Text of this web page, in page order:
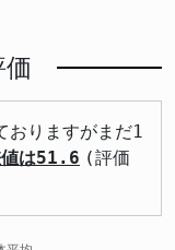
おりますがまだ1
値は51.6 (評価